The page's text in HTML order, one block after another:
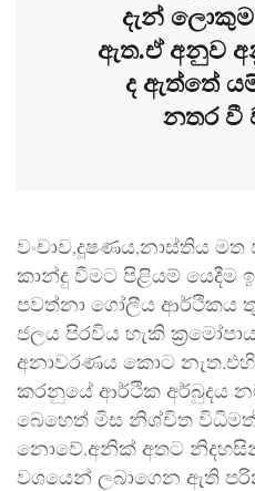
දැන් ලොකුම
ඇත.ඒ අනුව
ද ඇත්තේ
නතර වී
වංචාව,දූෂණය,නාස්තිය
කාන්දු වීමට පිළියම් යෙදීම
පවත්නා ගෝලීය ආර්ථිකය
ජලය පිරවිය හැකි
අනාවරණය කොට
කරනුයේ ආර්ථික අර්බුදය
බෙහෙත් මිස නිශ්චිත විධිමත්
නොවේ.අනික් අතට
වශයෙන් ලබාගෙන ඇති